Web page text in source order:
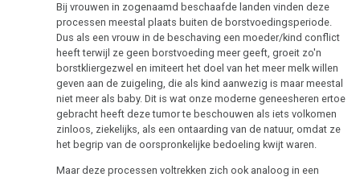
Bij vrouwen in zogenaamd beschaafde landen vinden deze
processen meestal plaats buiten de borstvoedingsperiode.
Dus als een vrouw in de beschaving een moeder/kind conflict
heeft terwijl ze geen borstvoeding meer geeft, groeit zo'n
borstkliergezwel en imiteert het doel van het meer melk willen
geven aan de zuigeling, die als kind aanwezig is maar meestal
niet meer als baby. Dit is wat onze moderne geneesheren ertoe
gebracht heeft deze tumor te beschouwen als iets volkomen
zinloos, ziekelijks, als een ontaarding van de natuur, omdat ze
het begrip van de oorspronkelijke bedoeling kwijt waren.
Maar deze processen voltrekken zich ook analoog in een